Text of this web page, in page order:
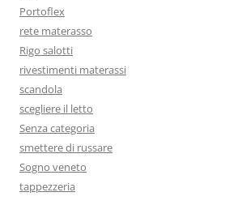
Portoflex
rete materasso
Rigo salotti
rivestimenti materassi
scandola
scegliere il letto
Senza categoria
smettere di russare
Sogno veneto
tappezzeria